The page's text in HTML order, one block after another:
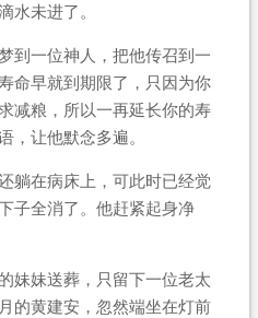
水未进了。
到一位神人，把他传召到一
命早就到期限了，只因为你
减粮，所以一再延长你的寿
，让他默念多遍。
躺在病床上，可此时已经觉
子全消了。他赶紧起身净
妹妹送葬，只留下一位老太
的黄建安，忽然端坐在灯前